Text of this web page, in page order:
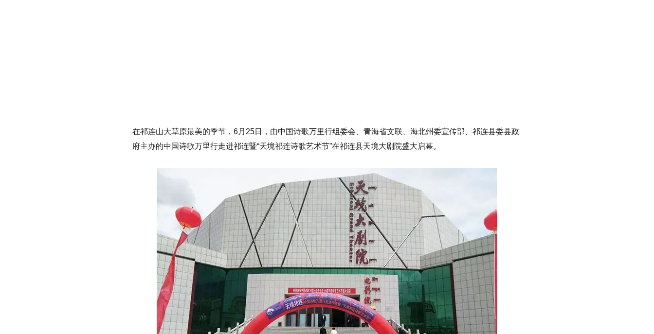
在祁连山大草原最美的季节，6月25日，由中国诗歌万里行组委会、青海省文联、海北州委宣传部、祁连县委县政
府主办的中国诗歌万里行走进祁连暨“天境祁连诗歌艺术节”在祁连县天境大剧院盛大启幕。